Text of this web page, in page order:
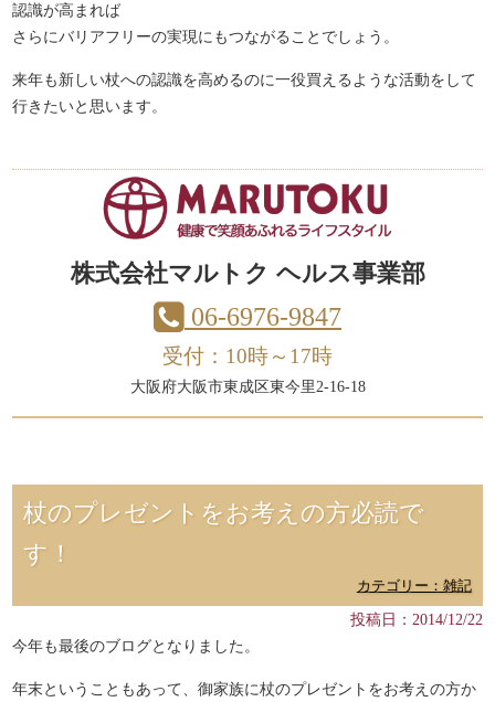
認識が高まれば
さらにバリアフリーの実現にもつながることでしょう。
来年も新しい杖への認識を高めるのに一役買えるような活動をして
行きたいと思います。
株式会社マルトク ヘルス事業部
06-6976-9847
受付：10時～17時
大阪府大阪市東成区東今里2-16-18
杖のプレゼントをお考えの方必読で
す！
カテゴリー：雑記
投稿日：2014/12/22
今年も最後のブログとなりました。
年末ということもあって、御家族に杖のプレゼントをお考えの方か